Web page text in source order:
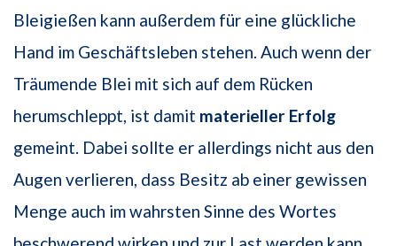
Bleigießen kann außerdem für eine glückliche
Hand im Geschäftsleben stehen. Auch wenn der
Träumende Blei mit sich auf dem Rücken
herumschleppt, ist damit materieller Erfolg
gemeint. Dabei sollte er allerdings nicht aus den
Augen verlieren, dass Besitz ab einer gewissen
Menge auch im wahrsten Sinne des Wortes